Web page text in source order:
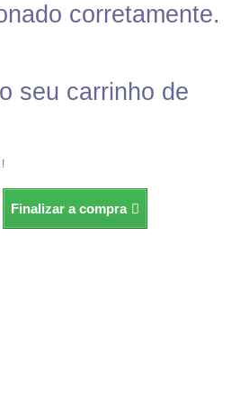
corretamente.
seu carrinho de
Finalizar a compra